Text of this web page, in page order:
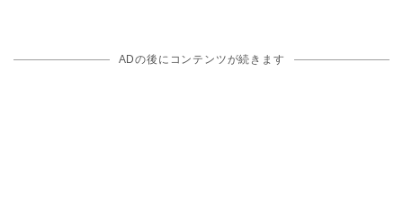
ADの後にコンテンツが続きます